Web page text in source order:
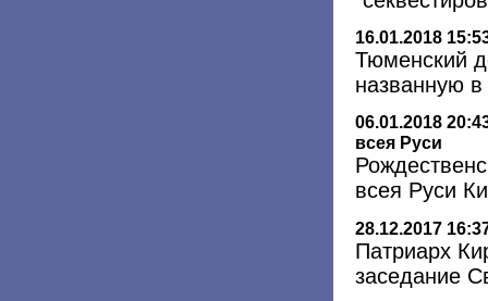
16.01.2018
Тюменский
названную
06.01.2018
всея Руси
всея Руси
28.12.2017
Патриарх
заседание